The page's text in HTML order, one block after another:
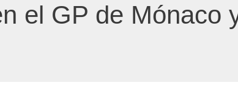
el GP de Mónaco